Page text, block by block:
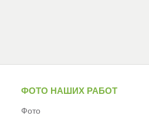
ФОТО НАШИХ РАБОТ
Фото